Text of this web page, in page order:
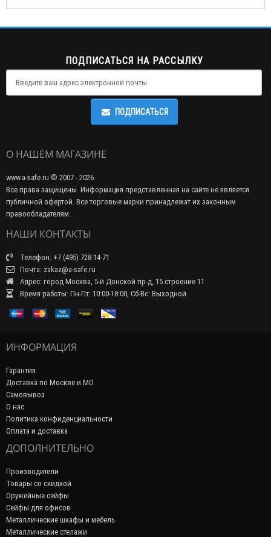
ПОДПИСАТЬСЯ НА РАССЫЛКУ
ПОДПИСАТЬСЯ
О НАШЕМ МАГАЗИНЕ
www.a-safe.ru © 2007 - 2026
Все права защищены. Информация представленная на сайте не является
публичной офертой. Все торговые марки принадлежат их законным
правообладателям.
НАШИ КОНТАКТЫ
Телефон: +7 (495) 728-14-71
Почта: zakaz@a-safe.ru
Адрес: город Москва, 5-й Донской пр-д, 15 строение 11
Время работы: Пн-Пт: 10:00-18:00, Сб-Вс: Выходной
ИНФОРМАЦИЯ
Гарантия
Доставка по Москве и МО
Самовывоз
О нас
Политика конфиденциальности
Оплата и доставка
ДОПОЛНИТЕЛЬНО
Производители
Товары со скидкой
Оружейные сейфы
Сейфы для офисов
Металлические шкафы и мебель
Металлические стелажи